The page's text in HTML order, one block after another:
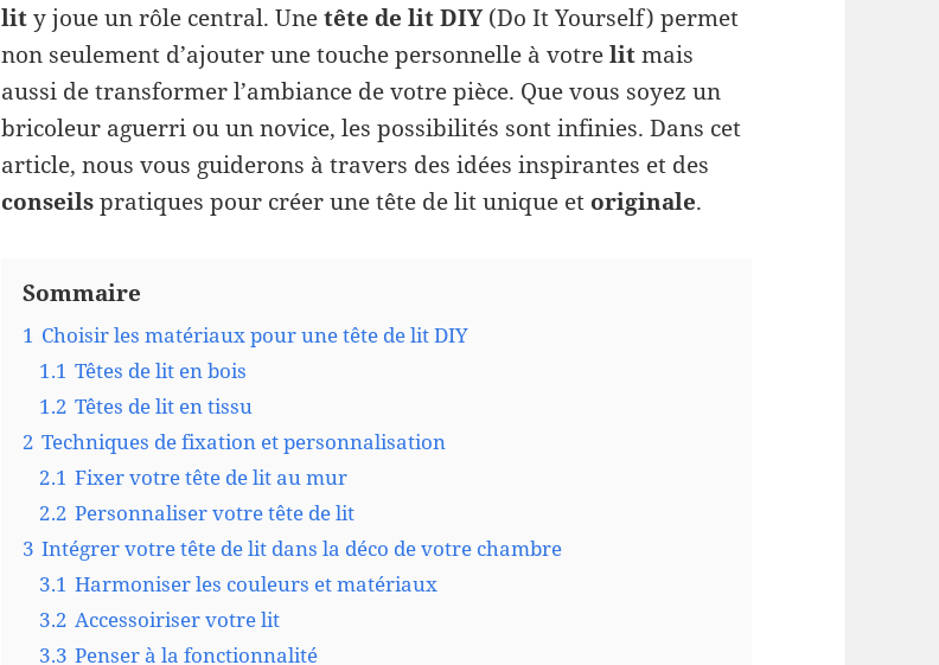
lity joue un rôle central. Unetête de lit DIY(Do It Yourself) permet
non seulement d’ajouter une touche personnelle à votrelitmais
aussi de transformer l’ambiance de votre pièce. Que vous soyez un
bricoleur aguerri ou un novice, les possibilités sont infinies. Dans cet
article, nous vous guiderons à travers des idées inspirantes et des
conseilspratiques pour créer une tête de lit unique et originale.
Sommaire
1 Choisir les matériaux pour une tête de lit DIY
1.1 Têtes de lit en bois
1.2 Têtes de lit en tissu
2 Techniques de fixation et personnalisation
2.1 Fixer votre tête de lit au mur
2.2 Personnaliser votre tête de lit
3 Intégrer votre tête de lit dans la déco de votre chambre
3.1 Harmoniser les couleurs et matériaux
3.2 Accessoiriser votre lit
3.3 Penser à la fonctionnalité